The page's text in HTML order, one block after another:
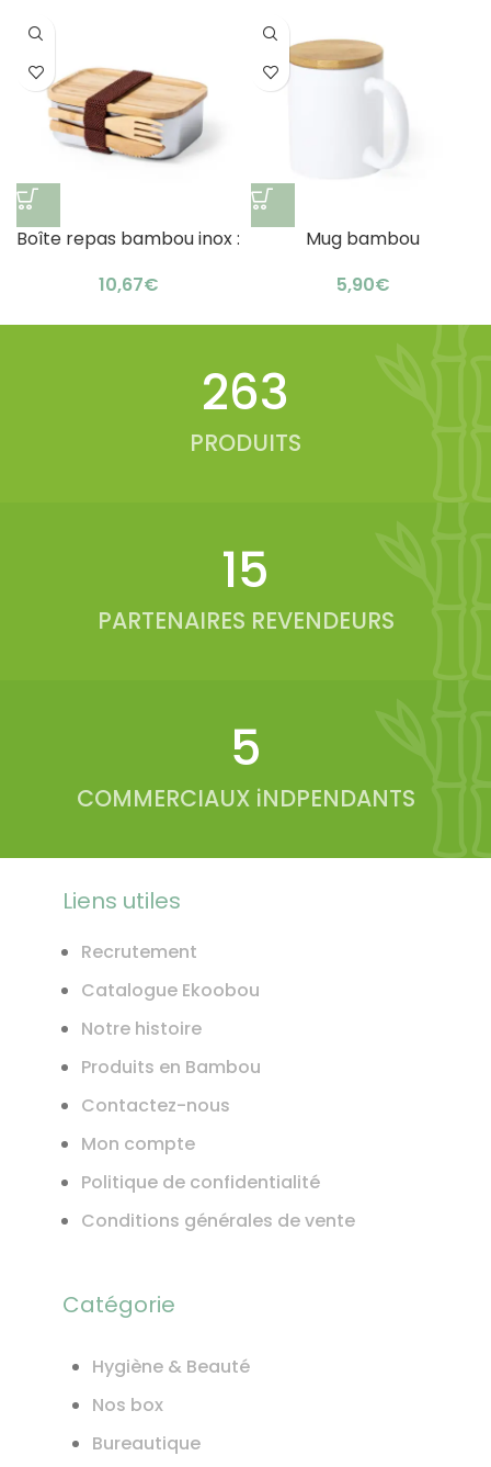
Boîte repas bambou inox :
€
Mug bambou
design éco-friendly
€
334
PRODUITS
20
PARTENAIRES REVENDEURS
6
COMMERCIAUX iNDPENDANTS
Liens utiles
Recrutement
Catalogue Ekoobou
Notre histoire
Produits en Bambou
Contactez-nous
Mon compte
Politique de confidentialité
Conditions générales de vente
Catégorie
Hygiène & Beauté
Nos box
Bureautique